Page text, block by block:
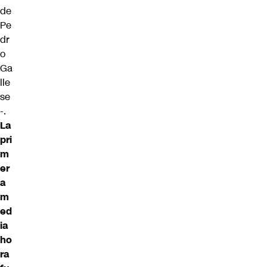
de
Pe
dr
o
Ga
lle
se
-.
La
pri
m
er
a
m
ed
ia
ho
ra